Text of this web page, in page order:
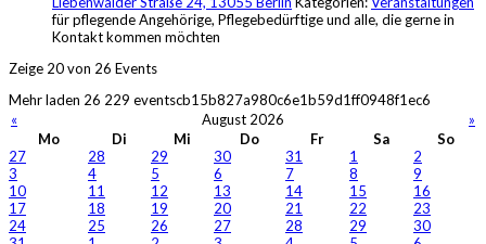
für pflegende Angehörige, Pflegebedürftige und alle, die gerne in
Kontakt kommen möchten
Zeige 20von 26 Events
Mehr laden 26 229 eventscb15b827a980c6e1b59d1ff0948f1ec6
«
August 2026
»
Mo
Di Mi Do Fr Sa
So
27
28 29 30 31 1
2
3
4 5 6 7 8
9
10
11 12 13 14 15
16
17
18 19 20 21 22
23
24
25 26 27 28 29
30